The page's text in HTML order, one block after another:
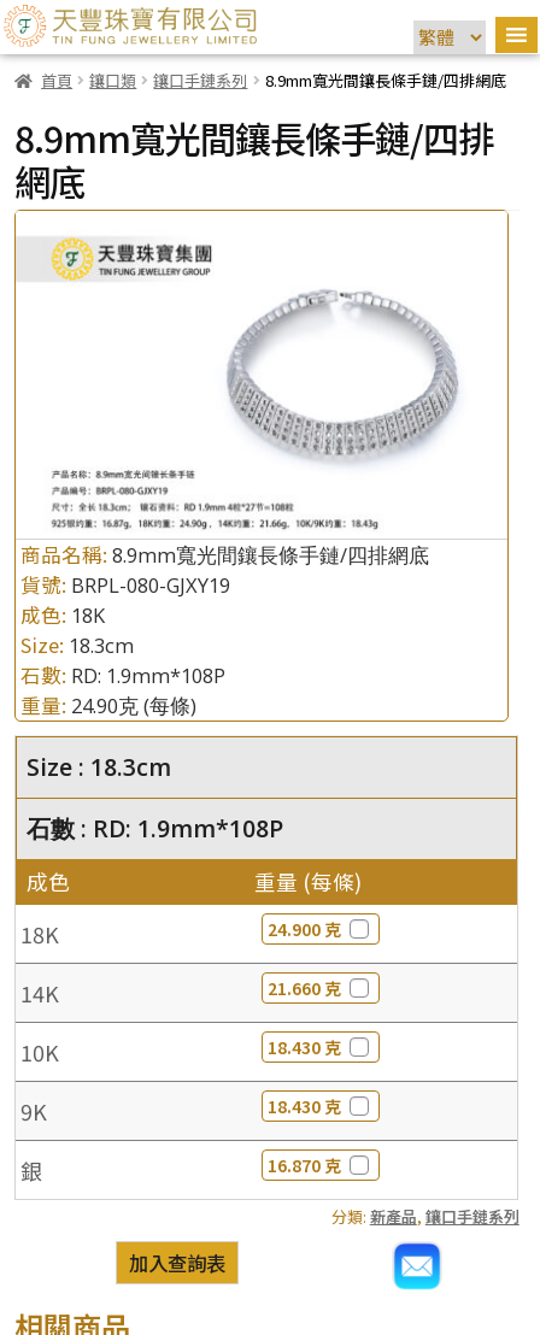
首頁 鑲口類 鑲口手鏈系列 8.9mm寬光間鑲長條手鏈/四排網底
8.9mm寬光間鑲長條手鏈/四排
網底
商品名稱: 8.9mm寬光間鑲長條手鏈/四排網底
貨號: BRPL-080-GJXY19
成色: 18K
Size: 18.3cm
石數: RD: 1.9mm*108P
重量: 24.90克(每條)
Size : 18.3cm
石數 : RD: 1.9mm*108P
成色 重量 (每條)
18K 24.900 克
14K 21.660 克
10K 18.430 克
9K 18.430 克
銀 16.870 克
分類: 新產品, 鑲口手鏈系列
加入查詢表
相關商品